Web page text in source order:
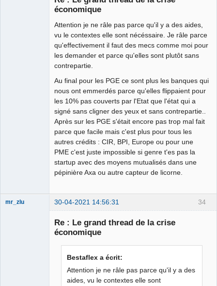
économique
Attention je ne râle pas parce qu'il y a des aides,
vu le contextes elle sont nécéssaire. Je râle parce
qu'effectivement il faut des mecs comme moi pour
les demander et parce qu'elles sont plutôt sans
contrepartie.
Au final pour les PGE ce sont plus les banques qui
nous ont emmerdés parce qu'elles flippaient pour
les 10% pas couverts par l'Etat que l'état qui a
signé sans cligner des yeux et sans contrepartie..
Après sur les PGE s'était encore pas trop mal fait
parce que facile mais c'est plus pour tous les
autres crédits : CIR, BPI, Europe ou pour une
PME c'est juste impossible si genre t'es pas la
startup avec des moyens mutualisés dans une
pépinière Axa ou autre capteur de licorne.
34
mr_zlu 30-04-2021 14:56:31
Re : Le grand thread de la crise
économique
Bestaflex a écrit:
Attention je ne râle pas parce qu'il y a des
aides, vu le contextes elle sont